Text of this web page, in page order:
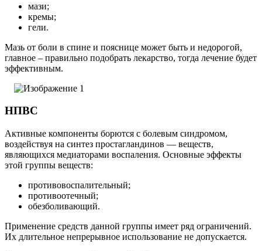
мази;
кремы;
гели.
Мазь от боли в спине и пояснице может быть и недорогой,
главное – правильно подобрать лекарство, тогда лечение будет
эффективным.
НПВС
Активные компоненты борются с болевым синдромом,
воздействуя на синтез простагландинов — веществ,
являющихся медиаторами воспаления. Основные эффекты
этой группы веществ:
противовоспалительный;
противоотечный;
обезболивающий.
Применение средств данной группы имеет ряд ограничений.
Их длительное непрерывное использование не допускается.